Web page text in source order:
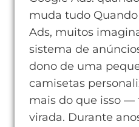
muda tudo
Ads, muitos
sistema de
dono de uma
camisetas
mais do que isso —
virada. Durante